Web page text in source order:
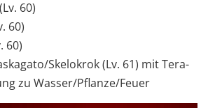
60)
60)
60)
Skelokrok (Lv. 61) mit Tera-
zu Wasser/Pflanze/Feuer